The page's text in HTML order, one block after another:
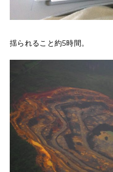
揺られること約5時間。